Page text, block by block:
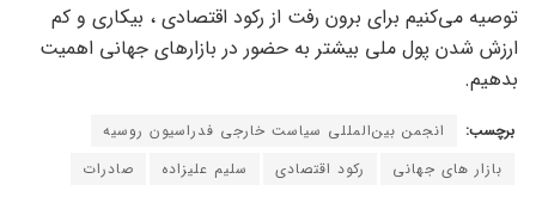
توصیه می‌کنیم برای برون رفت از رکود اقتصادی ، بیکاری و کم
ارزش شدن پول ملی بیشتر به حضور در بازارهای جهانی اهمیت
بدهیم.
برچسب:
انجمن بین‌المللی سیاست خارجی فدراسیون روسیه
بازار های جهانی
رکود اقتصادی سلیم علیزاده صادرات